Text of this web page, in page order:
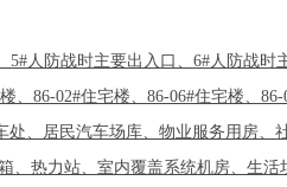
人防战时主要出入口、6#人防战
86-02#住宅楼、86-06#住宅楼、
、居民汽车场库、物业服务用房、
、热力站、室内覆盖系统机房、生